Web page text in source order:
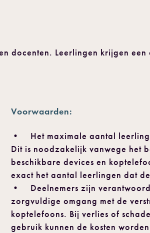
docenten. Leerlingen krijgen een
Voorwaarden:
• Het maximale aantal
Dit is noodzakelijk vanwege het
beschikbare devices en
exact het aantal leerlingen dat
• Deelnemers zijn
zorgvuldige omgang met de
koptelefoons. Bij verlies of
gebruik kunnen de kosten